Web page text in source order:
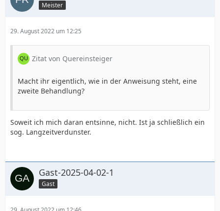
Meister
29. August 2022 um 12:25
Zitat von Quereinsteiger
Macht ihr eigentlich, wie in der Anweisung steht, eine
zweite Behandlung?
Soweit ich mich daran entsinne, nicht. Ist ja schließlich ein
sog. Langzeitverdunster.
Gast-2025-04-02-1
Gast